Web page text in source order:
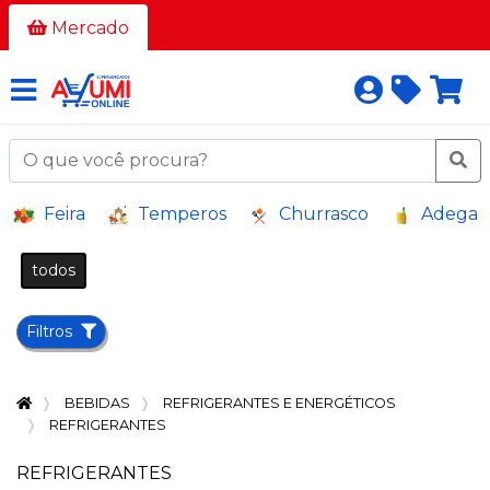
Mercado
Todos
os
corredores
AÇOUGUE
A
GRANEL
BAZAR E
VARIEDADES
BEBIDAS
BEBIDAS
BELEZA
HIGIENE
Feira Temperos Churrasco Adega
todos
Filtros
BEBIDAS
REFRIGERANTES E ENERGÉTICOS
REFRIGERANTES
REFRIGERANTES